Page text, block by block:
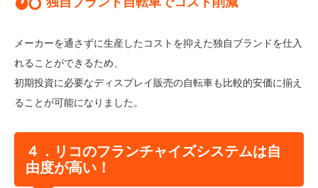
メーカーを通さずに生産したコストを抑えた独自ブランドを仕入
れることができるため、
初期投資に必要なディスプレイ販売の自転車も比較的安価に揃え
ることが可能になりました。
４．リコのフランチャイズシステムは自
由度が高い！